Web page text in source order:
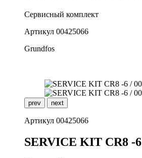
Сервисный комплект
Артикул 00425066
Grundfos
prev next
Артикул 00425066
SERVICE KIT CR8 -6